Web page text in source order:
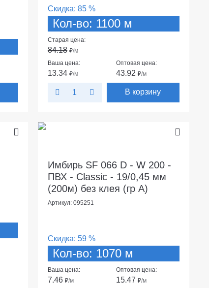
Скидка: 85 %
Кол-во: 1100 м
Старая цена:
84.18 ₽/м
Ваша цена:
13.34 ₽/м
Оптовая цена:
43.92 ₽/м
В корзину
Имбирь SF 066 D - W 200 -
ПВХ - Classic - 19/0,45 мм
(200м) без клея (гр А)
Артикул: 095251
Скидка: 59 %
Кол-во: 1070 м
Ваша цена:
7.46 ₽/м
Оптовая цена:
15.47 ₽/м